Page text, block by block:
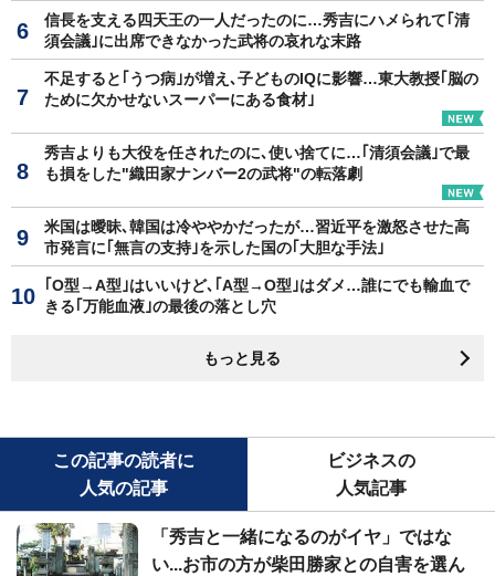
信長を支える四天王の一人だったのに…秀吉にハメられて｢清
須会議｣に出席できなかった武将の哀れな末路
不足すると｢うつ病｣が増え､子どものIQに影響…東大教授｢脳の
ために欠かせないスーパーにある食材｣
秀吉よりも大役を任されたのに､使い捨てに…｢清須会議｣で最
も損をした"織田家ナンバー2の武将"の転落劇
米国は曖昧､韓国は冷ややかだったが…習近平を激怒させた高
市発言に｢無言の支持｣を示した国の｢大胆な手法｣
｢O型→A型｣はいいけど､｢A型→O型｣はダメ…誰にでも輸血で
きる｢万能血液｣の最後の落とし穴
もっと見る
この記事の読者に
人気の記事
ビジネスの
人気記事
「秀吉と一緒になるのがイヤ」ではな
い...お市の方が柴田勝家との自害を選ん